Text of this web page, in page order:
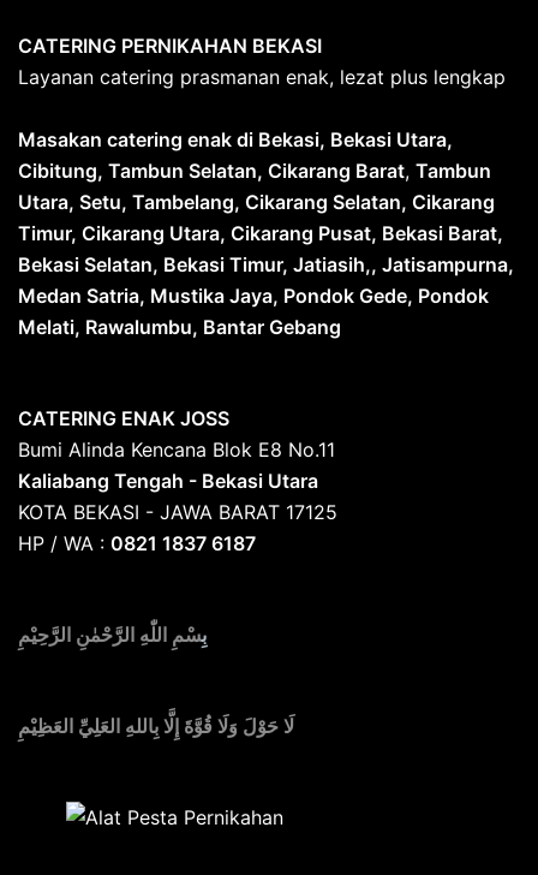
CATERING PERNIKAHAN BEKASI
Layanan catering prasmanan enak, lezat plus lengkap
Masakan catering enak di Bekasi, Bekasi Utara,
Cibitung, Tambun Selatan, Cikarang Barat, Tambun
Utara, Setu, Tambelang, Cikarang Selatan, Cikarang
Timur, Cikarang Utara, Cikarang Pusat, Bekasi Barat,
Bekasi Selatan, Bekasi Timur, Jatiasih,, Jatisampurna,
Medan Satria, Mustika Jaya, Pondok Gede, Pondok
Melati, Rawalumbu, Bantar Gebang
CATERING ENAK JOSS
Bumi Alinda Kencana Blok E8 No.11
Kaliabang Tengah - Bekasi Utara
KOTA BEKASI - JAWA BARAT 17125
HP / WA : 0821 1837 6187
بِسْمِ اللّٰهِ الرَّحْمٰنِ الرَّحِيْمِ
لَا حَوْلَ وَلَا قُوَّةَ إِلَّا بِاللهِ العَلِيِّ العَظِيْمِ